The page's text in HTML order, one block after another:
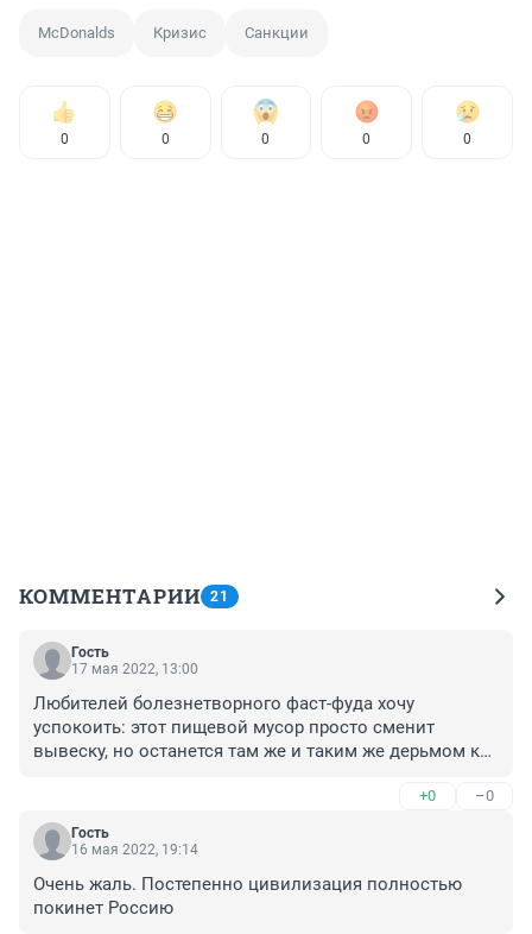
McDonalds Кризис Санкции
0 0 0 0 0
КОММЕНТАРИИ 21
Гость
17 мая 2022, 13:00
Любителей болезнетворного фаст-фуда хочу
успокоить: этот пищевой мусор просто сменит
вывеску, но останется там же и таким же дерьмом как
как прежде, не переживайте. Лишний вес правда
неизбежен, но кого это волнует, да.
+0 –0
Гость
16 мая 2022, 19:14
Очень жаль. Постепенно цивилизация полностью
покинет Россию